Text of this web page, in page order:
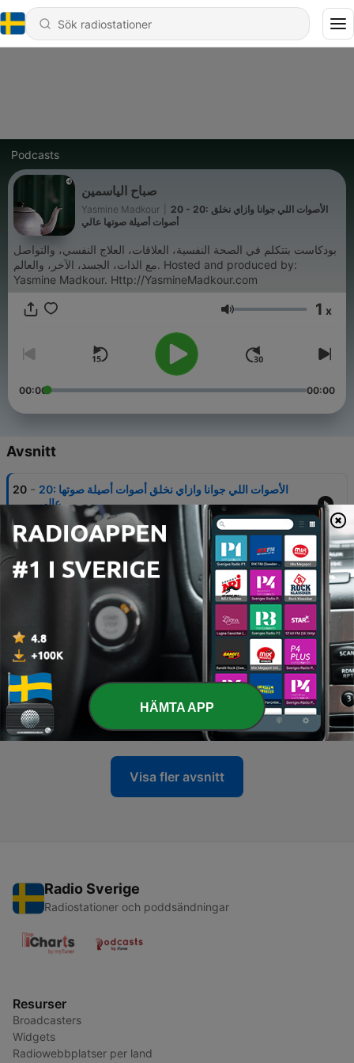
Podcasts
صباح الياسمين
Yasmine Madkour
20 - 20: الأصوات اللي جوانا وازاي نخلق
أصوات أصيلة صوتها عالي
بودكاست بتتكلم في الصحة النفسية، العلاقات، العلاج النفسي، والتواصل
مع الذات، الجسد، الآخر، والعالم. Hosted and produced by:
Yasmine Madkour. Http://YasmineMadkour.com
Volym 1 x
00:00 00:00
Avsnitt
20 - 20: الأصوات اللي جوانا وازاي نخلق أصوات أصيلة صوتها
عالي
07 Feb 2021
19 19: التأثير النفسي للإصابة بفيروس كورونا
31 Jan 2021
18: السعة النفسية ونظرية الكوباية
17 - 17: سيزون جديد، المرة دي بجد + حكي من القلب ❤️
20 Okt 2020
16 - 16: دواير المساحات والحدود حوالينا
16 Jan 2020
Visa fler avsnitt
Radio Sverige
Radiostationer och poddsändningar
Resurser
Broadcasters
Widgets
Radiowebbplatser per land
HÄMTA APP